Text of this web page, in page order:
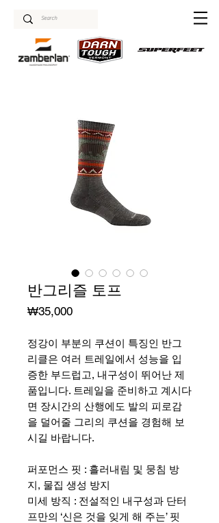
반그리즐 토프
₩35,000가
정강이 부분의 쿠션이 특징인 반그
리클은 여러 트레일에서 성능을 입
증한 부드럽고, 내구성이 뛰어난 제
품입니다. 트레일을 준비하고 계시다
면 장시간의 산행에도 발의 피로감
을 덜어줄 그리의 쿠션을 경험해 보
시길 바랍니다.
퍼포먼스 핏 : 흘러내림 및 뭉침 방
지, 물집 생성 방지
미세 방직 : 전설적인 내구성과 단터
프만의 ‘신은 것을 잊게 해 주는’ 핏